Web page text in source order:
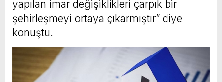
yapılan imar değişiklikleri çarpık bir
şehirleşmeyi ortaya çıkarmıştır” diye
konuştu.